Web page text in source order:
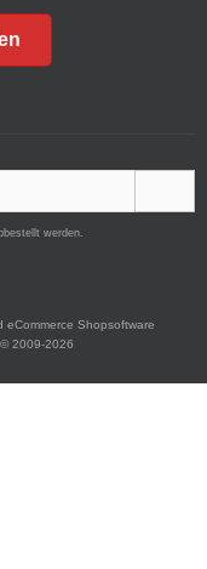
werden.
eCommerce Shopsoftware
2009-2026